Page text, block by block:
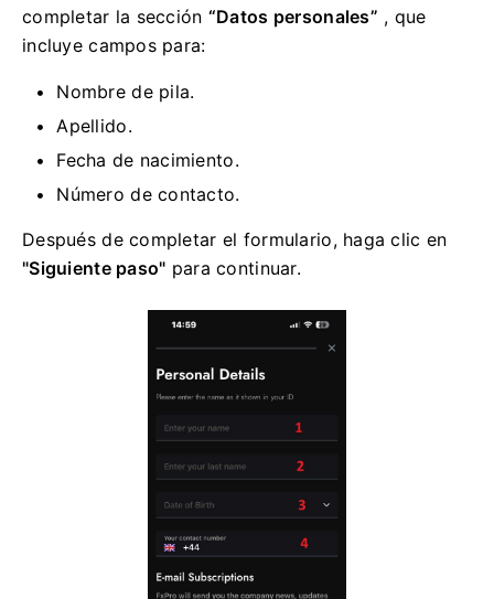
completar la sección “Datos personales” , que
incluye campos para:
Nombre de pila.
Apellido.
Fecha de nacimiento.
Número de contacto.
Después de completar el formulario, haga clic en
"Siguiente paso" para continuar.